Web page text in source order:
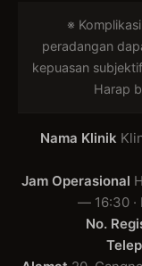
※
peradangan
kepuasan
Harap
Nama Klinik
Jam Operasional
— 16:30 ·
No.